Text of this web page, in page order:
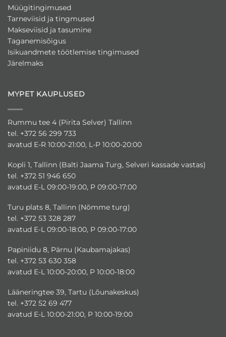
Müügitingimused
Tarneviisid ja tingmused
Makseviisid ja tasumine
Taganemisõigus
Isikuandmete töötlemise tingimused
Järelmaks
MYPET KAUPLUSED
Rummu tee 4 (Pirita Selver) Tallinn
tel. +372 56 299 733
avatud E-R 10:00-21:00, L-P 10:00-20:00
Kopli 1, Tallinn (Balti Jaama Turg, Selveri kassade vastas)
tel. +372 51 946 650
avatud E-L 09:00-19:00, P 09:00-17:00
Turu plats 8, Tallinn (Nõmme turg)
tel. +372 53 328 287
avatud E-L 09:00-18:00, P 09:00-17:00
Papiniidu 8, Pärnu (Kaubamajakas)
tel. +372 53 630 358
avatud E-L 10:00-20:00, P 10:00-18:00
Lääneringtee 39, Tartu (Lõunakeskus)
tel. +372 52 69 477
avatud E-L 10:00-21:00, P 10:00-19:00